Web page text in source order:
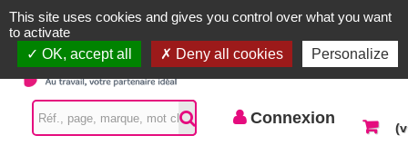
Contactez-nous
Connexion
This site uses cookies and gives you control over what you want
to activate
OK, accept all
Deny all cookies Personalize